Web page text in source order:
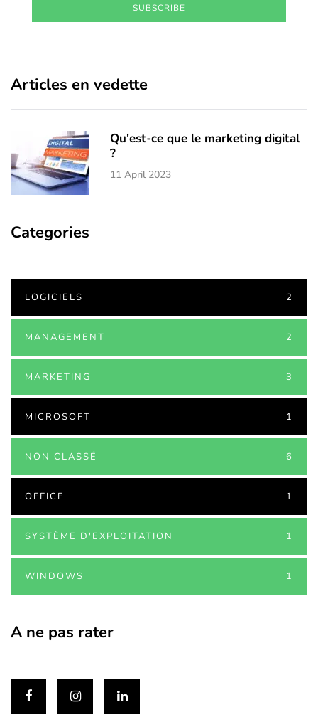
SUBSCRIBE
Articles en vedette
Qu'est-ce que le marketing digital
?
11 April 2023
Categories
LOGICIELS 2
MANAGEMENT 2
MARKETING 3
MICROSOFT 1
NON CLASSÉ 6
OFFICE 1
SYSTÈME D'EXPLOITATION 1
WINDOWS 1
A ne pas rater